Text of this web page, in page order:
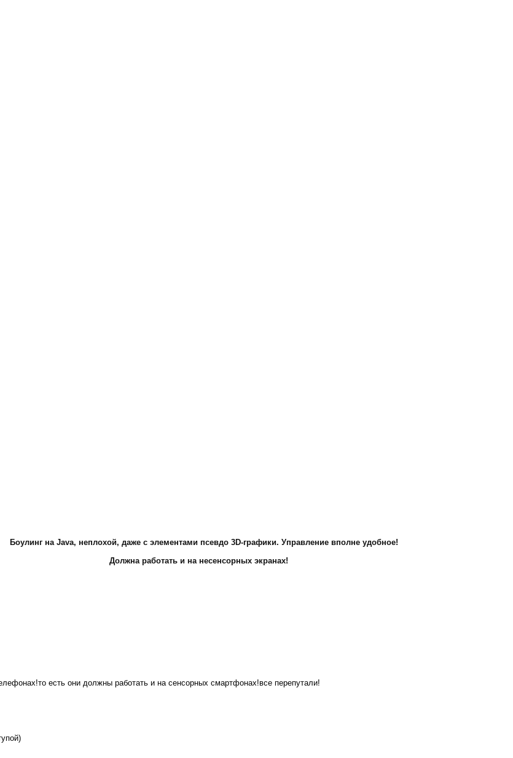
Боулинг на Java, неплохой, даже с элементами псевдо 3D-графики. Управление вполне удобное!
Должна работать и на несенсорных экранах!
есть они должны работать и на сенсорных смартфонах!все перепутали!